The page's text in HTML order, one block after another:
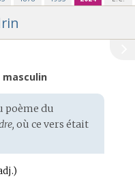
poème du
où ce vers était